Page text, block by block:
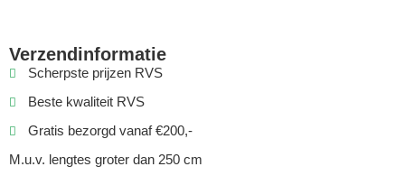
Verzendinformatie
Scherpste prijzen RVS
Beste kwaliteit RVS
Gratis bezorgd vanaf €200,-
M.u.v. lengtes groter dan 250 cm